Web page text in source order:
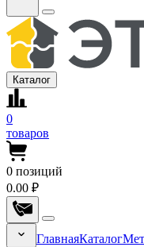
Каталог
0
товаров
0 позиций
0.00 ₽
ГлавнаяКаталог